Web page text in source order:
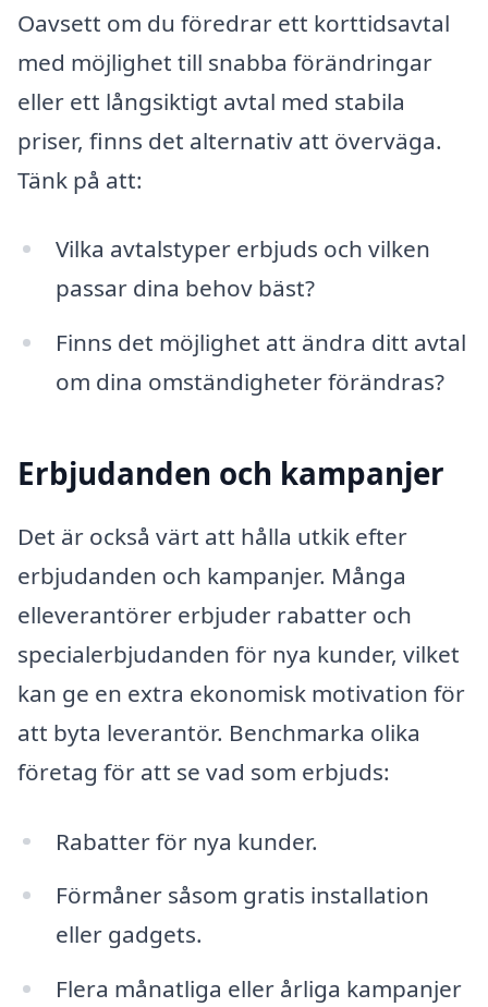
Oavsett om du föredrar ett korttidsavtal
med möjlighet till snabba förändringar
eller ett långsiktigt avtal med stabila
priser, finns det alternativ att överväga.
Tänk på att:
Vilka avtalstyper erbjuds och vilken
passar dina behov bäst?
Finns det möjlighet att ändra ditt avtal
om dina omständigheter förändras?
Erbjudanden och kampanjer
Det är också värt att hålla utkik efter
erbjudanden och kampanjer. Många
elleverantörer erbjuder rabatter och
specialerbjudanden för nya kunder, vilket
kan ge en extra ekonomisk motivation för
att byta leverantör. Benchmarka olika
företag för att se vad som erbjuds:
Rabatter för nya kunder.
Förmåner såsom gratis installation
eller gadgets.
Flera månatliga eller årliga kampanjer